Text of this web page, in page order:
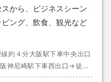
から、ビジネスシーン
ング、飲食、観光など
約４分大阪駅下車中央出口
神尼崎駅下車西出口→徒歩